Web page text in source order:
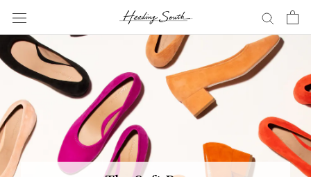
content